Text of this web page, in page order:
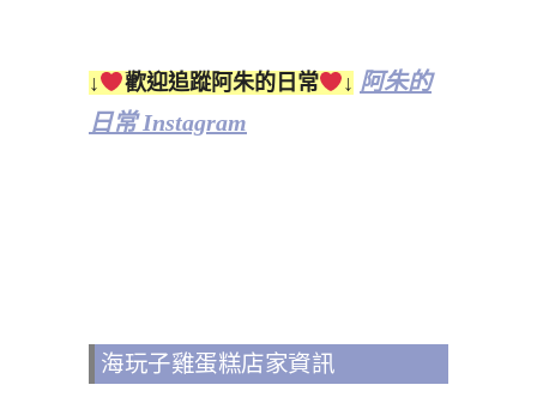
↓ 歡迎追蹤阿朱的日常 ↓ 阿朱的
日常 Instagram
海玩子雞蛋糕店家資訊